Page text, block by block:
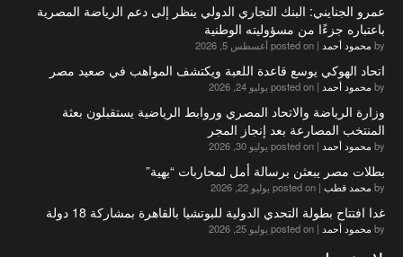
عمرو الجنايني: البنك التجاري الدولي ينظر إلى دعم الرياضة المصرية
باعتباره جزءًا من مسؤوليته الوطنية
by محمود أحمد | posted on أغسطس 5, 2026
اتحاد الهوكي يوسع قاعدة اللعبة ويكتشف المواهب في صعيد مصر
by محمود أحمد | posted on يوليو 24, 2026
وزارة الرياضة والاتحاد المصري وروابط الرياضية يستقبلون بعثة
المنتخب المصارعة بعد إنجاز المجر
by محمود أحمد | posted on يوليو 30, 2026
بطلات مصر يبعثن برسالة أمل لمحاربات “بهية”
by محمد قطب | posted on يوليو 22, 2026
غدا افتتاح بطولة التحدي الدولية للبوتشيا بالقاهرة بمشاركة 18 دولة
by محمود أحمد | posted on يوليو 25, 2026